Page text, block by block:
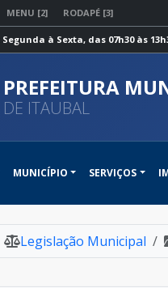
MENU [2] RODAPÉ [3]
Segunda à Sexta, das 07h30 às
PREFEITURA
DE ITAUBAL
MUNICÍPIO SERVIÇOS
Legislação Municipal